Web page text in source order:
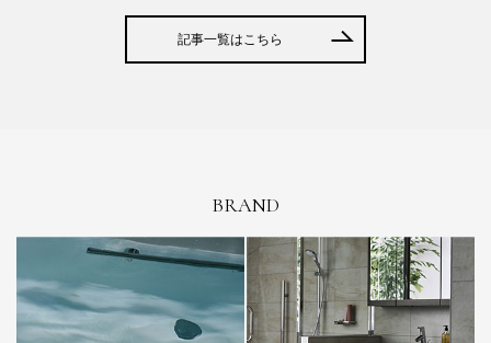
記事一覧はこちら
BRAND